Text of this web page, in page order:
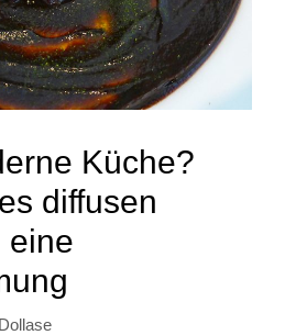
Küche?
diffusen
eine